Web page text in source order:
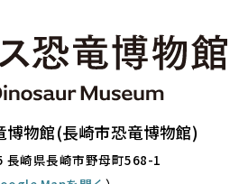
博物館(長崎市恐竜博物館)
長崎県長崎市野母町568-1